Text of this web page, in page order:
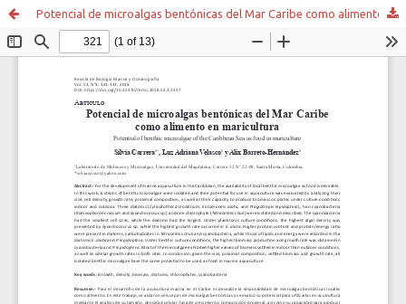
Potencial de microalgas bentónicas del Mar Caribe como alimento en maricultura